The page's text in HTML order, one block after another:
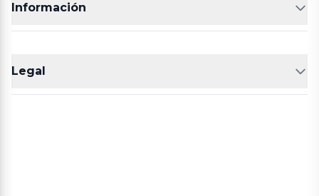
Información
FRUTERÍAS
POLLERÍA
CHARCUTERIA
Legal
Aviso legal